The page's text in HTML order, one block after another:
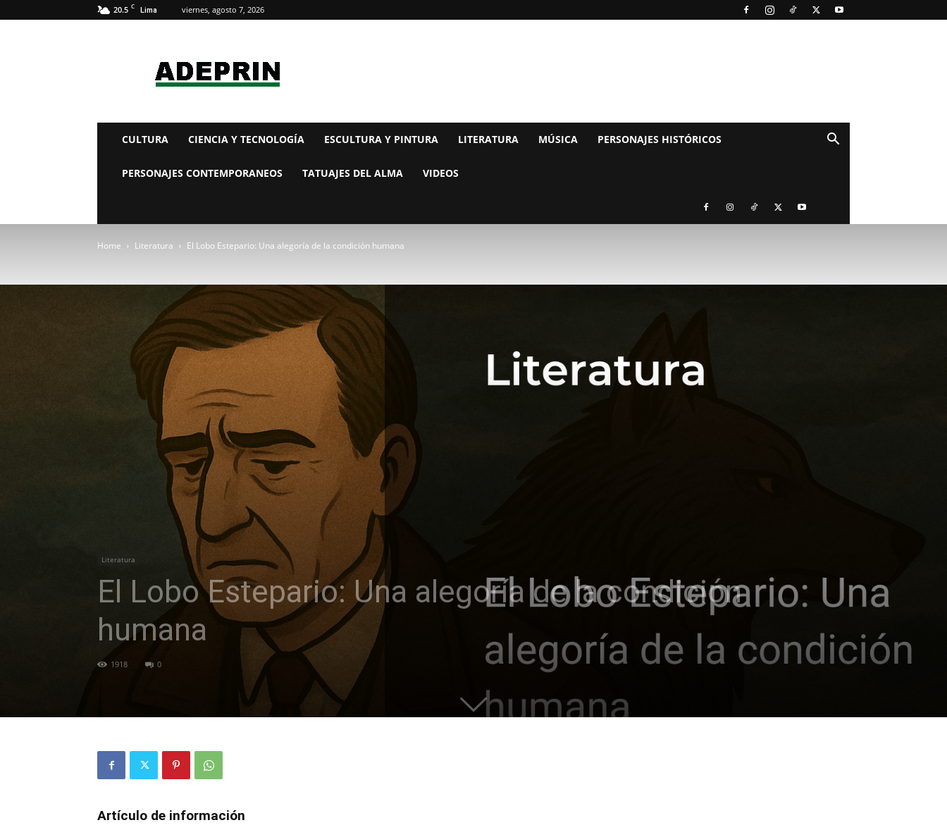
20.5 C Lima viernes, agosto 7, 2026
CULTURA CIENCIA Y TECNOLOGÍA ESCULTURA Y PINTURA LITERATURA MÚSICA PERSONAJES HISTÓRICOS
PERSONAJES CONTEMPORANEOS TATUAJES DEL ALMA VIDEOS
Home Literatura El Lobo Estepario: Una alegoría de la condición humana
Literatura
El Lobo Estepario: Una alegoría de la condición
humana
1918 0
Artículo de información